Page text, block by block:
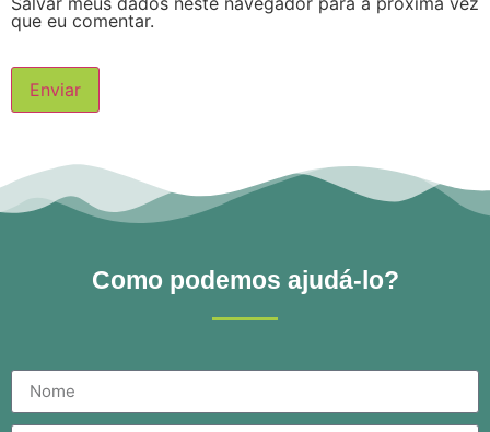
que eu comentar.
Como podemos ajudá-lo?